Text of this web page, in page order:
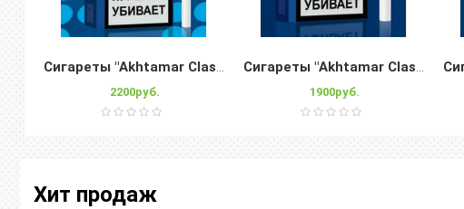
Сигареты "Akhtamar Classic" 100s
2200руб.
Сигареты "Akhtamar Classic" 84mm
1900руб.
Хит продаж